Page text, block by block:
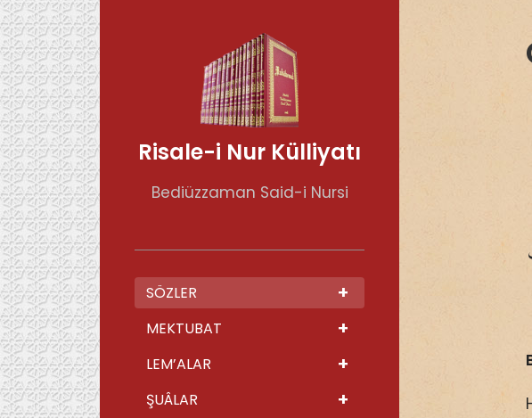
Risale-i Nur Külliyatı
Bediüzzaman Said-i Nursi
+
SÖZLER
+
MEKTUBAT
+
LEM’ALAR
+
ŞUÂLAR